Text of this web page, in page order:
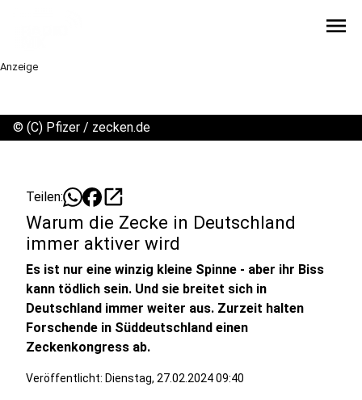
menu
Anzeige
© (C) Pfizer / zecken.de
Teilen: open_in_new
Warum die Zecke in Deutschland
immer aktiver wird
Es ist nur eine winzig kleine Spinne - aber ihr Biss
kann tödlich sein. Und sie breitet sich in
Deutschland immer weiter aus. Zurzeit halten
Forschende in Süddeutschland einen
Zeckenkongress ab.
Veröffentlicht: Dienstag, 27.02.2024 09:40